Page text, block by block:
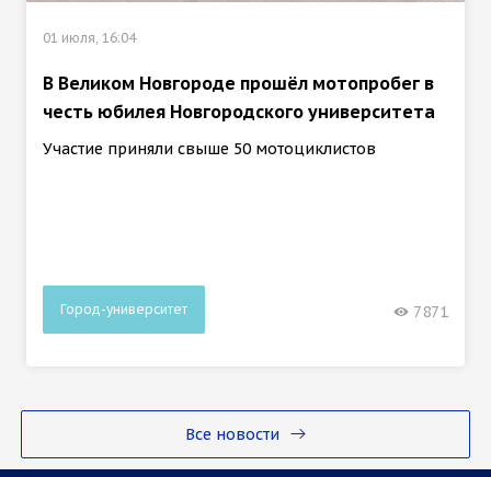
Все новости
01 июля, 16:04
В Великом Новгороде прошёл мотопробег в
честь юбилея Новгородского университета
Участие приняли свыше 50 мотоциклистов
Город-университет 7871